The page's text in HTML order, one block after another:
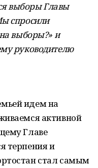
выборы Главы
спросили
выборы?» и
руководителю
идем на
активной
Главе
терпения и
стал самым